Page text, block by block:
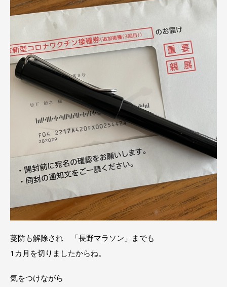
蔓防も解除され 「長野マラソン」までも
1カ月を切りましたからね。
気をつけながら